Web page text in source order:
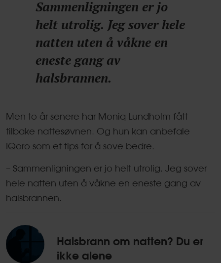
Sammenligningen er jo
helt utrolig. Jeg sover hele
natten uten å våkne en
eneste gang av
halsbrannen.
Men to år senere har Moniq Lundholm fått
tilbake nattesøvnen. Og hun kan anbefale
IQoro som et tips for å sove bedre.
– Sammenligningen er jo helt utrolig. Jeg sover
hele natten uten å våkne en eneste gang av
halsbrannen.
Halsbrann om natten? Du er
ikke alene